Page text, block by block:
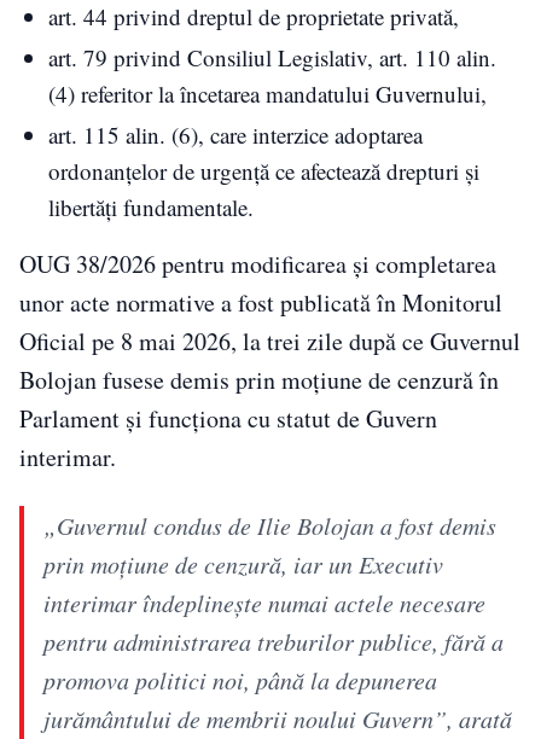
art. 44 privind dreptul de proprietate privată,
art. 79 privind Consiliul Legislativ, art. 110 alin.
(4) referitor la încetarea mandatului Guvernului,
art. 115 alin. (6), care interzice adoptarea
ordonanţelor de urgenţă ce afectează drepturi şi
libertăţi fundamentale.
OUG 38/2026 pentru modificarea şi completarea
unor acte normative a fost publicată în Monitorul
Oficial pe 8 mai 2026, la trei zile după ce Guvernul
Bolojan fusese demis prin moţiune de cenzură în
Parlament şi funcţiona cu statut de Guvern
interimar.
„Guvernul condus de Ilie Bolojan a fost demis
prin moţiune de cenzură, iar un Executiv
interimar îndeplineşte numai actele necesare
pentru administrarea treburilor publice, fără a
promova politici noi, până la depunerea
jurământului de membrii noului Guvern”, arată